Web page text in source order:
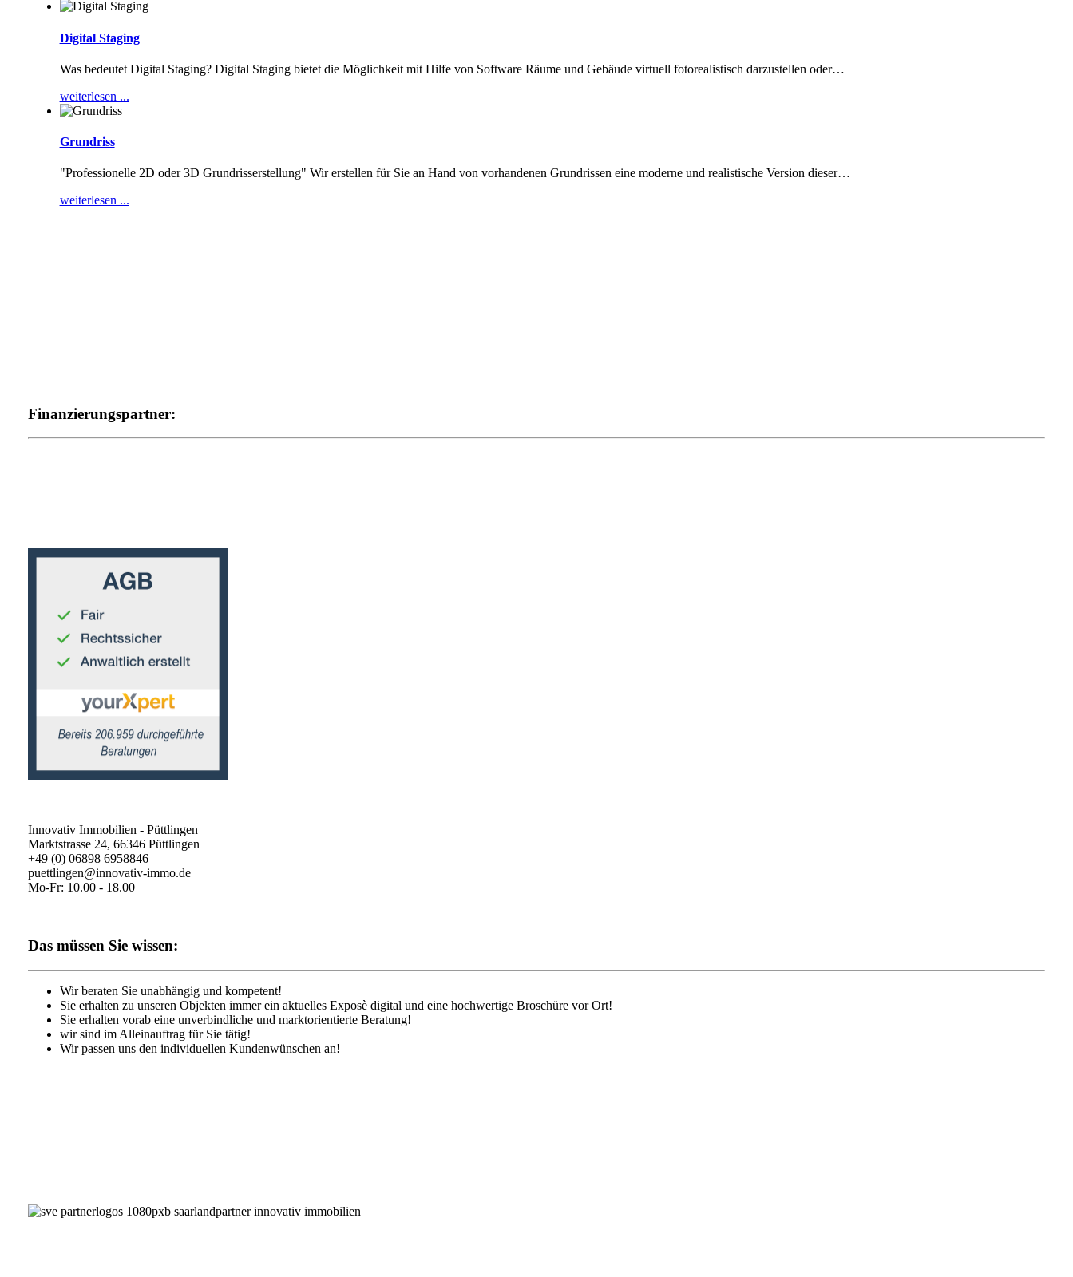
Digital Staging
Was bedeutet Digital Staging? Digital Staging bietet die Möglichkeit mit Hilfe von Software Räume und Gebäude virtuell fotorealistisch darzustellen oder…
weiterlesen ...
Grundriss
"Professionelle 2D oder 3D Grundrisserstellung" Wir erstellen für Sie an Hand von vorhandenen Grundrissen eine moderne und realistische Version dieser…
weiterlesen ...
Finanzierungspartner:
Innovativ Immobilien - Püttlingen
Marktstrasse 24, 66346 Püttlingen
+49 (0) 06898 6958846
puettlingen@innovativ-immo.de
Mo-Fr: 10.00 - 18.00
Das müssen Sie wissen:
Wir beraten Sie unabhängig und kompetent!
Sie erhalten zu unseren Objekten immer ein aktuelles Exposè digital und eine hochwertige Broschüre vor Ort!
Sie erhalten vorab eine unverbindliche und marktorientierte Beratung!
wir sind im Alleinauftrag für Sie tätig!
Wir passen uns den individuellen Kundenwünschen an!